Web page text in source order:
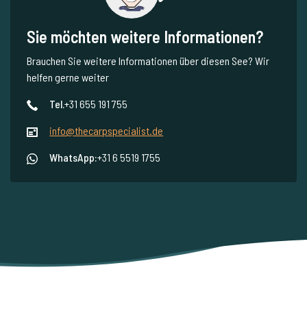
Sie möchten weitere Informationen?
Brauchen Sie weitere Informationen über diesen See? Wir
helfen gerne weiter
Tel.+31 655 191 755
info@thecarpspecialist.de
WhatsApp:+31 6 5519 1755